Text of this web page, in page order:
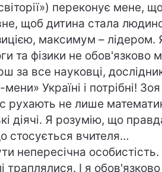
переконує мене,
щоб дитина стала
максимум – лідером.
та фізики не обов'язково
за все науковці,
Україні і потрібні! Зоя
рухають не лише
діячі. Я розумію, що
стосується вчителя…
непересічна особистість.
траплялися. І я обов'язково